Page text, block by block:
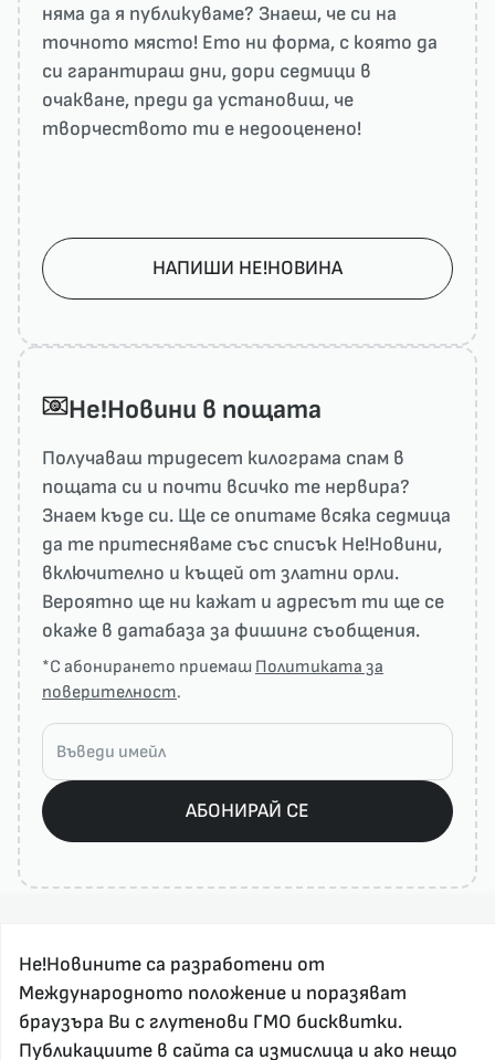
няма да я публикуваме? Знаеш, че си на
точното място! Ето ни форма, с която да
си гарантираш дни, дори седмици в
очакване, преди да установиш, че
творчеството ти е недооценено!
НАПИШИ НЕ!НОВИНА
He!Новини в пощата
Получаваш тридесет килограма спам в
пощата си и почти всичко те нервира?
Знаем къде си. Ще се опитаме всяка седмица
да те притесняваме със списък He!Новини,
включително и къщей от златни орли.
Вероятно ще ни кажат и адресът ти ще се
окаже в датабаза за фишинг съобщения.
*С абонирането приемаш Политиката за
поверителност.
АБОНИРАЙ СЕ
Не!Новините са разработени от
Международното положение и поразяват
браузъра Ви с глутенови ГМО бисквитки.
Публикациите в сайта са измислица и ако нещо